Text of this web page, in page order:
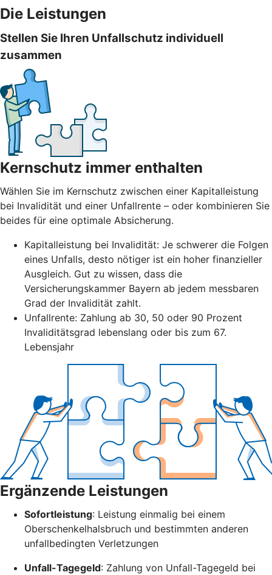
Die Leistungen
Stellen Sie Ihren Unfallschutz individuell
zusammen
Kernschutz immer enthalten
Wählen Sie im Kernschutz zwischen einer Kapitalleistung
bei Invalidität und einer Unfallrente – oder kombinieren Sie
beides für eine optimale Absicherung.
Kapitalleistung bei Invalidität: Je schwerer die Folgen
eines Unfalls, desto nötiger ist ein hoher finanzieller
Ausgleich. Gut zu wissen, dass die
Versicherungskammer Bayern ab jedem messbaren
Grad der Invalidität zahlt.
Unfallrente: Zahlung ab 30, 50 oder 90 Prozent
Invaliditätsgrad lebenslang oder bis zum 67.
Lebensjahr
Ergänzende Leistungen
Sofortleistung: Leistung einmalig bei einem
Oberschenkelhalsbruch und bestimmten anderen
unfallbedingten Verletzungen
Unfall-Tagegeld: Zahlung von Unfall-Tagegeld bei